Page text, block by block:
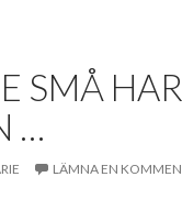
SMÅ
…
LÄMNA EN